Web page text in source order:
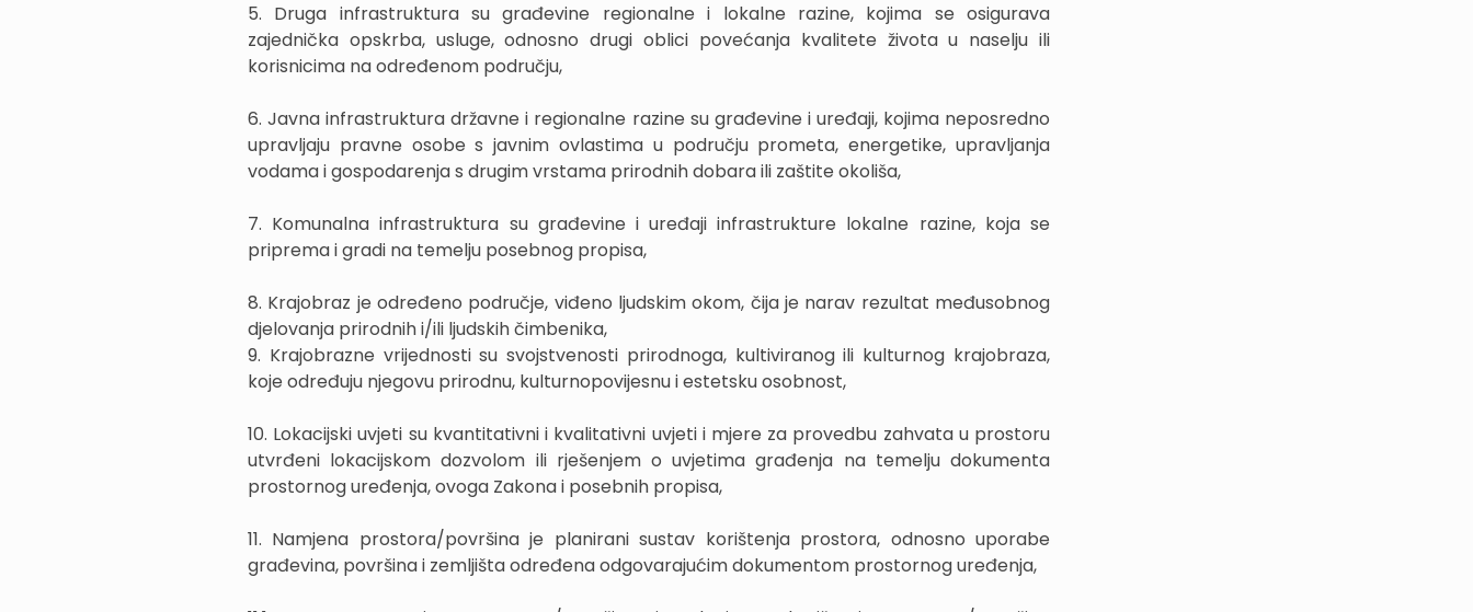
5. Druga infrastruktura su građevine regionalne i lokalne razine, kojima se osigurava
zajednička opskrba, usluge, odnosno drugi oblici povećanja kvalitete života u naselju ili
korisnicima na određenom području,
6. Javna infrastruktura državne i regionalne razine su građevine i uređaji, kojima neposredno
upravljaju pravne osobe s javnim ovlastima u području prometa, energetike, upravljanja
vodama i gospodarenja s drugim vrstama prirodnih dobara ili zaštite okoliša,
7. Komunalna infrastruktura su građevine i uređaji infrastrukture lokalne razine, koja se
priprema i gradi na temelju posebnog propisa,
8. Krajobraz je određeno područje, viđeno ljudskim okom, čija je narav rezultat međusobnog
djelovanja prirodnih i/ili ljudskih čimbenika,
9. Krajobrazne vrijednosti su svojstvenosti prirodnoga, kultiviranog ili kulturnog krajobraza,
koje određuju njegovu prirodnu, kulturnopovijesnu i estetsku osobnost,
10. Lokacijski uvjeti su kvantitativni i kvalitativni uvjeti i mjere za provedbu zahvata u prostoru
utvrđeni lokacijskom dozvolom ili rješenjem o uvjetima građenja na temelju dokumenta
prostornog uređenja, ovoga Zakona i posebnih propisa,
11. Namjena prostora/površina je planirani sustav korištenja prostora, odnosno uporabe
građevina, površina i zemljišta određena odgovarajućim dokumentom prostornog uređenja,